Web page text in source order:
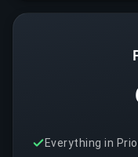
Everything in